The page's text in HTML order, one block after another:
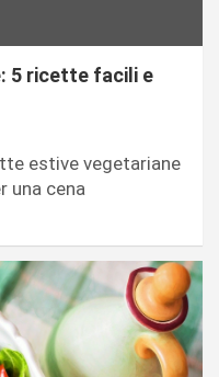
5 ricette facili e
estive vegetariane
una cena